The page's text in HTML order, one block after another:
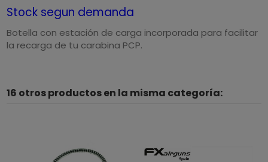
Stock segun demanda
Botella con estación de carga incorporada para facilitar
la recarga de tu carabina PCP.
16 otros productos en la misma categoría: